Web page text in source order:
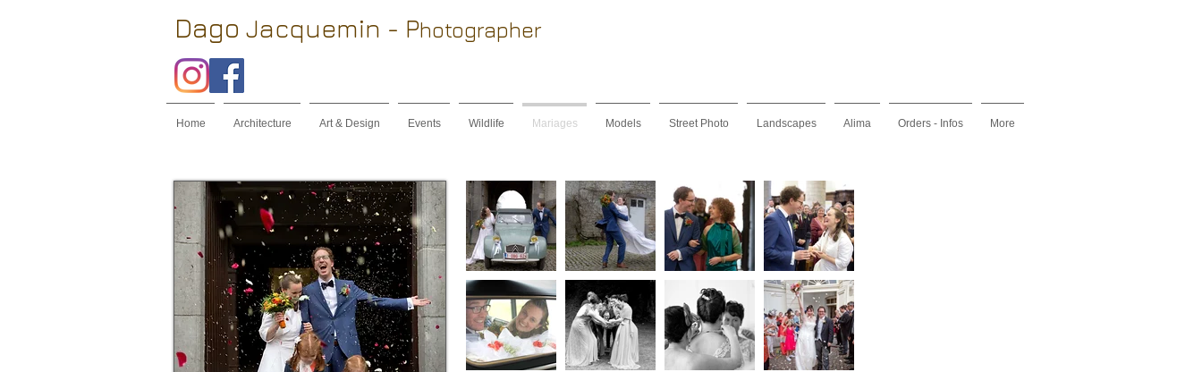
Dago Jacquemin - Photographer
Home Architecture Art & Design Events Wildlife Mariages Models Street Photo Landscapes Alima Orders - Infos More